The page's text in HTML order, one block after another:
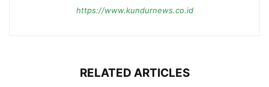
https://www.kundurnews.co.id
RELATED ARTICLES